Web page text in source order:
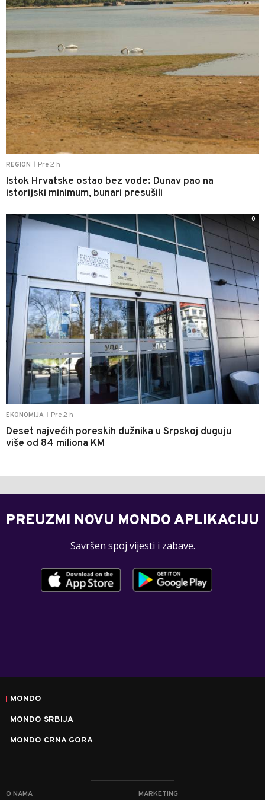
REGION Pre 2 h
Istok Hrvatske ostao bez vode: Dunav pao na
istorijski minimum, bunari presušili
EKONOMIJA Pre 2 h
Deset najvećih poreskih dužnika u Srpskoj duguju
više od 84 miliona KM
0
PREUZMI NOVU MONDO APLIKACIJU
Savršen spoj vijesti i zabave.
MONDO
MONDO SRBIJA
MONDO CRNA GORA
O NAMA MARKETING